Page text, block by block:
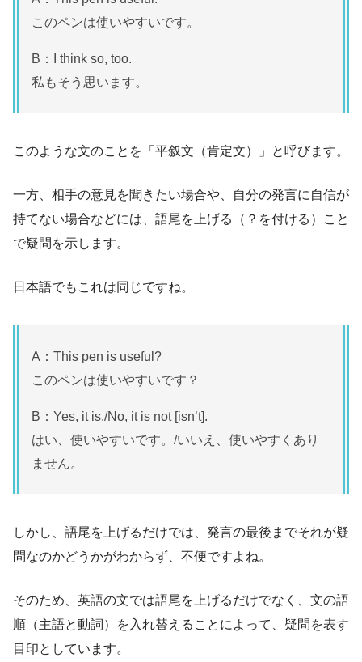
このペンは使いやすいです。
B：I think so, too.
私もそう思います。
このような文のことを「平叙文（肯定文）」と呼びます。
一方、相手の意見を聞きたい場合や、自分の発言に自信が
持てない場合などには、語尾を上げる（？を付ける）こと
で疑問を示します。
日本語でもこれは同じですね。
A：This pen is useful?
このペンは使いやすいです？
B：Yes, it is./No, it is not [isn’t].
はい、使いやすいです。/いいえ、使いやすくあり
ません。
しかし、語尾を上げるだけでは、発言の最後までそれが疑
問なのかどうかがわからず、不便ですよね。
そのため、英語の文では語尾を上げるだけでなく、文の語
順（主語と動詞）を入れ替えることによって、疑問を表す
目印としています。